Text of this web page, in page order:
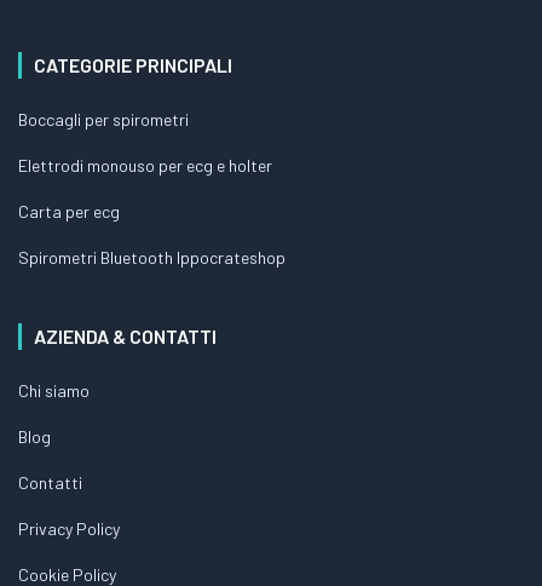
CATEGORIE PRINCIPALI
Boccagli per spirometri
Elettrodi monouso per ecg e holter
Carta per ecg
Spirometri Bluetooth Ippocrateshop
AZIENDA & CONTATTI
Chi siamo
Blog
Contatti
Privacy Policy
Cookie Policy